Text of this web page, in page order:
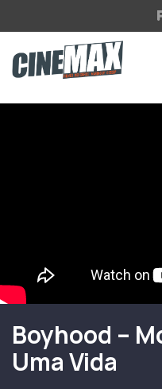
Saltar para o conteúdo
Filme em
Boyhood –
Uma Vida